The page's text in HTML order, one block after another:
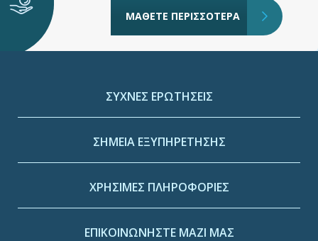
ΜΑΘΕΤΕ ΠΕΡΙΣΣΟΤΕΡΑ
ΣΥΧΝΕΣ ΕΡΩΤΗΣΕΙΣ
ΣΗΜΕΙΑ ΕΞΥΠΗΡΕΤΗΣΗΣ
ΧΡΗΣΙΜΕΣ ΠΛΗΡΟΦΟΡΙΕΣ
ΕΠΙΚΟΙΝΩΝΗΣΤΕ ΜΑΖΙ ΜΑΣ